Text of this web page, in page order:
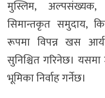
मुस्लिम, अल्पसंख्यक,
सिमान्तकृत समुदाय,
रूपमा विपन्न खस
सुनिश्चित गरिनेछ।
भूमिका निर्वाह गर्नेछ।